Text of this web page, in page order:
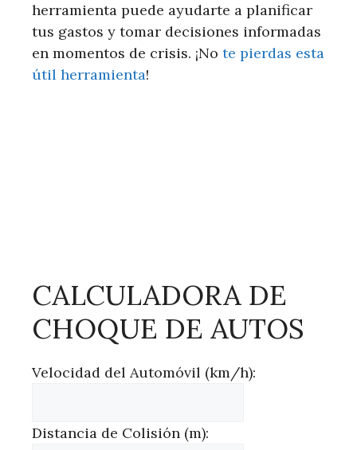
herramienta puede ayudarte a planificar
tus gastos y tomar decisiones informadas
en momentos de crisis. ¡No te pierdas esta
útil herramienta!
CALCULADORA DE
CHOQUE DE AUTOS
Velocidad del Automóvil (km/h):
Distancia de Colisión (m):